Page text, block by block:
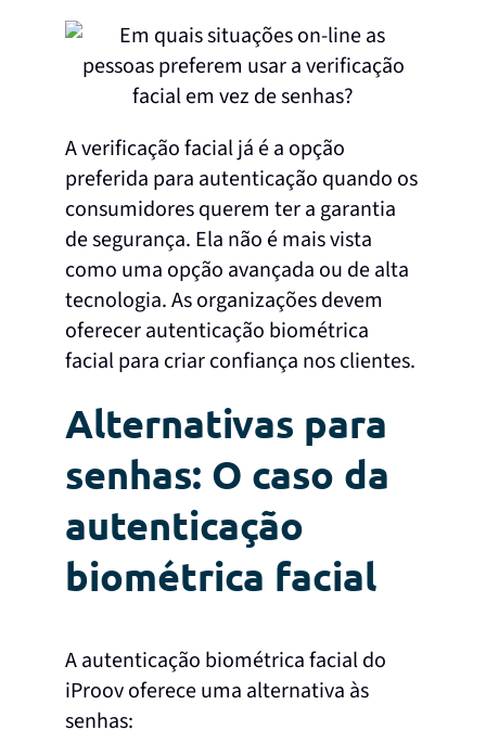
A verificação facial já é a opção
preferida para autenticação quando os
consumidores querem ter a garantia
de segurança. Ela não é mais vista
como uma opção avançada ou de alta
tecnologia. As organizações devem
oferecer autenticação biométrica
facial para criar confiança nos clientes.
Alternativas para
senhas: O caso da
autenticação
biométrica facial
A autenticação biométrica facial do
iProov oferece uma alternativa às
senhas: